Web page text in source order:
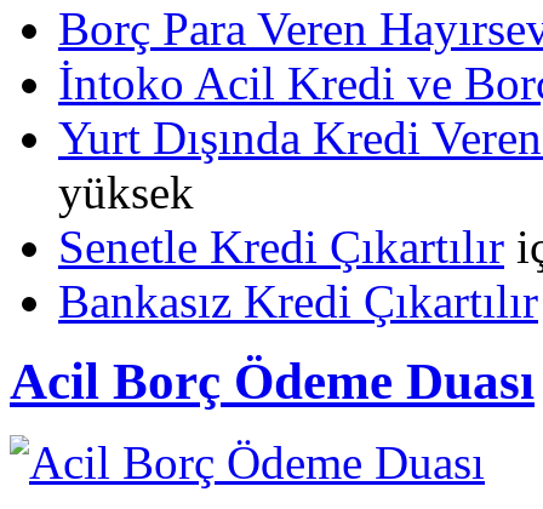
Borç Para Veren
İntoko Acil Kredi ve
Yurt Dışında Kredi
yüksek
Senetle Kredi Çıkartılır
Bankasız Kredi Çıkartılır
Acil Borç Ödeme Duası